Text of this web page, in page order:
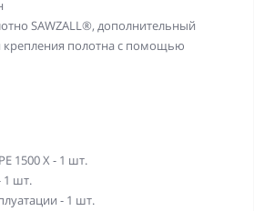
SAWZALL®, дополнительный
крепления полотна с помощью
1500 X - 1 шт.
1 шт.
- 1 шт.